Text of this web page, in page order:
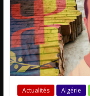
Actualités Algérie